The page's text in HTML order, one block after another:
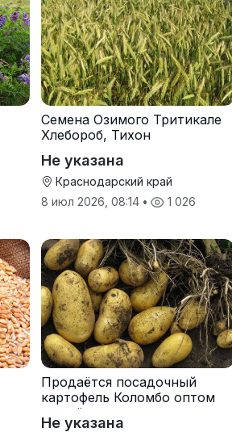
Семена Озимого Тритикале
Хлебороб, Тихон
Не указана
Краснодарский край
8 июл 2026, 08:14 • 1 026
Продаётся посадочный
картофель Коломбо оптом
от трёх тонн
Не указана